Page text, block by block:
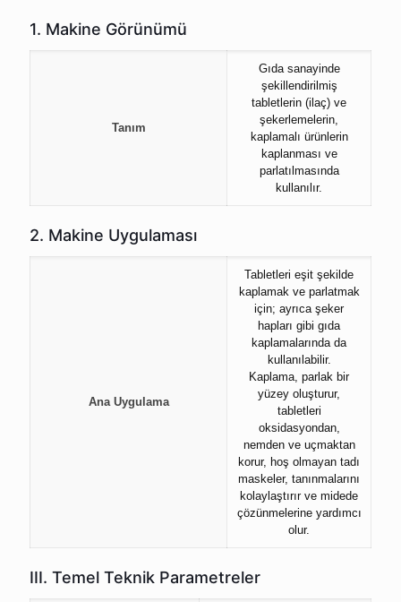
1. Makine Görünümü
Tanım
Gıda sanayinde
şekillendirilmiş
tabletlerin (ilaç) ve
şekerlemelerin,
kaplamalı ürünlerin
kaplanması ve
parlatılmasında
kullanılır.
2. Makine Uygulaması
Ana Uygulama
Tabletleri eşit şekilde
kaplamak ve parlatmak
için; ayrıca şeker
hapları gibi gıda
kaplamalarında da
kullanılabilir.
Kaplama, parlak bir
yüzey oluşturur,
tabletleri
oksidasyondan,
nemden ve uçmaktan
korur, hoş olmayan tadı
maskeler, tanınmalarını
kolaylaştırır ve midede
çözünmelerine yardımcı
olur.
III. Temel Teknik Parametreler